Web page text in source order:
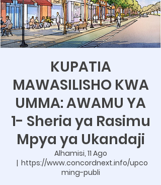
KUPATIA
MAWASILISHO KWA
UMMA: AWAMU YA
1- Sheria ya Rasimu
Mpya ya Ukandaji
Alhamisi, 11 Ago
  |
https://www.concordnext.info/upco
ming-publi